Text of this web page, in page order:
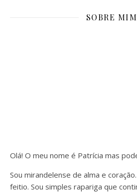
SOBRE MIM
Olá! O meu nome é Patrícia mas
Sou mirandelense de alma e
feitio. Sou simples rapariga que